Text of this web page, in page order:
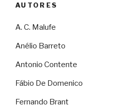
AUTORES
A. C. Malufe
Anélio Barreto
Antonio Contente
Fábio De Domenico
Fernando Brant